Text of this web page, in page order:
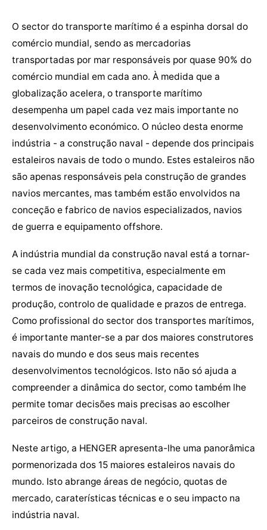
O sector do transporte marítimo é a espinha dorsal do
comércio mundial, sendo as mercadorias
transportadas por mar responsáveis por quase 90% do
comércio mundial em cada ano. À medida que a
globalização acelera, o transporte marítimo
desempenha um papel cada vez mais importante no
desenvolvimento económico. O núcleo desta enorme
indústria - a construção naval - depende dos principais
estaleiros navais de todo o mundo. Estes estaleiros não
são apenas responsáveis pela construção de grandes
navios mercantes, mas também estão envolvidos na
conceção e fabrico de navios especializados, navios
de guerra e equipamento offshore.
A indústria mundial da construção naval está a tornar-
se cada vez mais competitiva, especialmente em
termos de inovação tecnológica, capacidade de
produção, controlo de qualidade e prazos de entrega.
Como profissional do sector dos transportes marítimos,
é importante manter-se a par dos maiores construtores
navais do mundo e dos seus mais recentes
desenvolvimentos tecnológicos. Isto não só ajuda a
compreender a dinâmica do sector, como também lhe
permite tomar decisões mais precisas ao escolher
parceiros de construção naval.
Neste artigo, a HENGER apresenta-lhe uma panorâmica
pormenorizada dos 15 maiores estaleiros navais do
mundo. Isto abrange áreas de negócio, quotas de
mercado, caraterísticas técnicas e o seu impacto na
indústria naval.